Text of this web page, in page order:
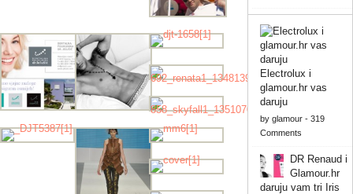
Electrolux i
glamour.hr vas
daruju
by glamour- 319
Comments
DR Renaud i
Glamour.hr
daruju vam tri Iris